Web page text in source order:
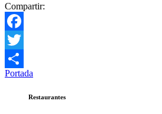
Compartir:
Facebook
Twitter
Compartir
Portada
Restaurantes